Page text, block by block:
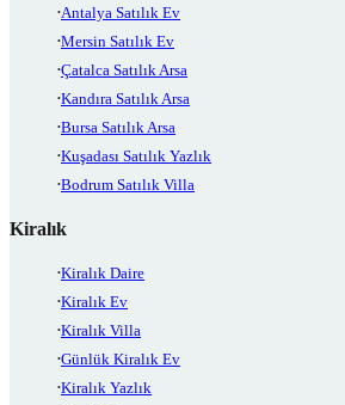
Antalya Satılık Ev
Mersin Satılık Ev
Çatalca Satılık Arsa
Kandıra Satılık Arsa
Bursa Satılık Arsa
Kuşadası Satılık Yazlık
Bodrum Satılık Villa
Kiralık
Kiralık Daire
Kiralık Ev
Kiralık Villa
Günlük Kiralık Ev
Kiralık Yazlık